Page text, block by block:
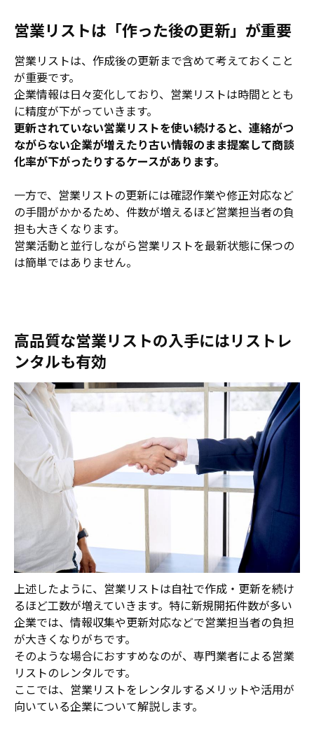
営業リストは「作った後の更新」が重要
営業リストは、作成後の更新まで含めて考えておくこと
が重要です。
企業情報は日々変化しており、営業リストは時間ととも
に精度が下がっていきます。
更新されていない営業リストを使い続けると、連絡がつ
ながらない企業が増えたり古い情報のまま提案して商談
化率が下がったりするケースがあります。
一方で、営業リストの更新には確認作業や修正対応など
の手間がかかるため、件数が増えるほど営業担当者の負
担も大きくなります。
営業活動と並行しながら営業リストを最新状態に保つの
は簡単ではありません。
高品質な営業リストの入手にはリストレ
ンタルも有効
上述したように、営業リストは自社で作成・更新を続け
るほど工数が増えていきます。特に新規開拓件数が多い
企業では、情報収集や更新対応などで営業担当者の負担
が大きくなりがちです。
そのような場合におすすめなのが、専門業者による営業
リストのレンタルです。
ここでは、営業リストをレンタルするメリットや活用が
向いている企業について解説します。